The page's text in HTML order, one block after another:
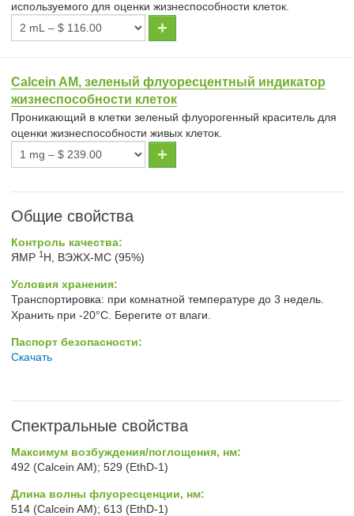
используемого для оценки жизнеспособности клеток.
Calcein AM, зеленый флуорeсцентный индикатор
жизнеспособности клеток
Проникающий в клетки зеленый флуорогенный краситель для
оценки жизнеспособности живых клеток.
Общие свойства
Контроль качества:
ЯМР 1 H, ВЭЖХ-МС (95%)
Условия хранения:
Транспортировка: при комнатной температуре до 3 недель.
Хранить при -20°С. Берегите от влаги.
Паспорт безопасности:
Скачать
Спектральные свойства
Максимум возбуждения/поглощения, нм:
492 (Calcein AM); 529 (EthD-1)
Длина волны флуоресценции, нм:
514 (Calcein AM); 613 (EthD-1)